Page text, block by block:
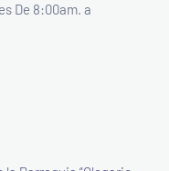
De 8:00am. a